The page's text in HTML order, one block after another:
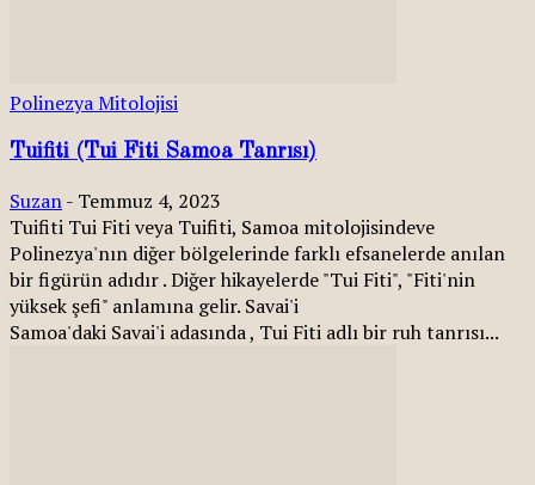
Polinezya Mitolojisi
Tuifiti (Tui Fiti Samoa Tanrısı)
Suzan- Temmuz 4, 2023
Tuifiti Tui Fiti veya Tuifiti, Samoa mitolojisindeve
Polinezya'nın diğer bölgelerinde farklı efsanelerde anılan
bir figürün adıdır . Diğer hikayelerde "Tui Fiti", "Fiti'nin
yüksek şefi" anlamına gelir. Savai'i
Samoa'daki Savai'i adasında , Tui Fiti adlı bir ruh tanrısı...